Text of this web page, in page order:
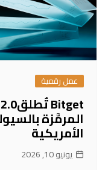
عمل رقمية
المرمَّزة
الأمريكية
يونيو 10, 2026